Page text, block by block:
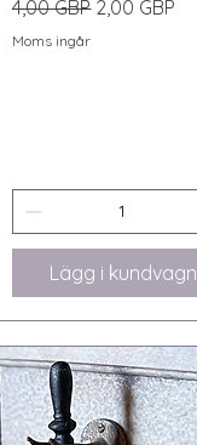
Ordinarie pris
4,00 GBP Reapris
2,00 GBP
Moms ingår
Lägg i kundvagn